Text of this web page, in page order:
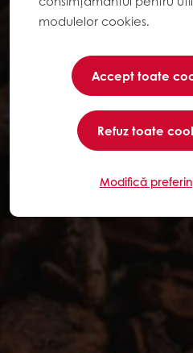
modulelor cookies.
Accept toate
Refuz toate
Modifică